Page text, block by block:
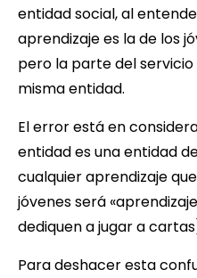
entidad social, al
aprendizaje es la de los
pero la parte del
misma entidad.
El error está en
entidad es una entidad
cualquier aprendizaje
jóvenes será
dediquen a jugar a
Para deshacer esta